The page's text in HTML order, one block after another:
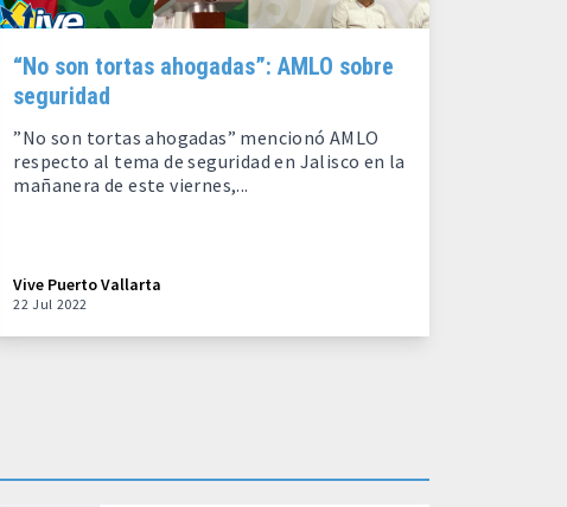
“No son tortas ahogadas”: AMLO sobre
seguridad
”No son tortas ahogadas” mencionó AMLO
respecto al tema de seguridad en Jalisco en la
mañanera de este viernes,...
Vive Puerto Vallarta
22 Jul 2022